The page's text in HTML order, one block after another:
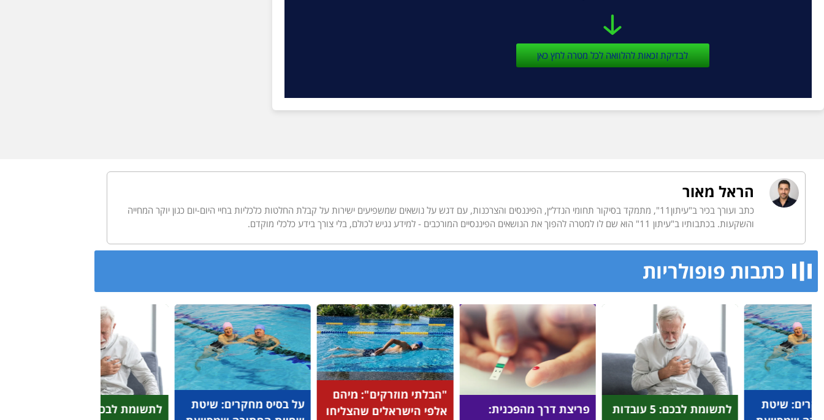
לבדיקת זכאות להלוואה לכל מטרה לחץ כאן
הראל מאור
כתב ועורך בכיר ב"עיתון11", מתמקד בסיקור תחומי הנדל״ן, הפיננסים והצרכנות, עם דגש על נושאים שמשפיעים ישירות על קבלת החלטות כלכליות בחיי היום-יום כגון יוקר המחייה
והשקעות. בכתבותיו ב"עיתון 11" הוא שם לו למטרה להפוך את הנושאים הפיננסיים המורכבים - למידע נגיש לכולם, בלי צורך בידע כלכלי מוקדם.
כתבות פופולריות​
לתשומת לבכם: 5 עובדות
פריצת דרך מהפכנית:
"הבלתי מוזרקים": מיהם
אלפי הישראלים שהצליחו
על בסיס מחקרים: שיטת
לתשומת לבכם: 5 עובדות
פריצת דרך מהפכנית: